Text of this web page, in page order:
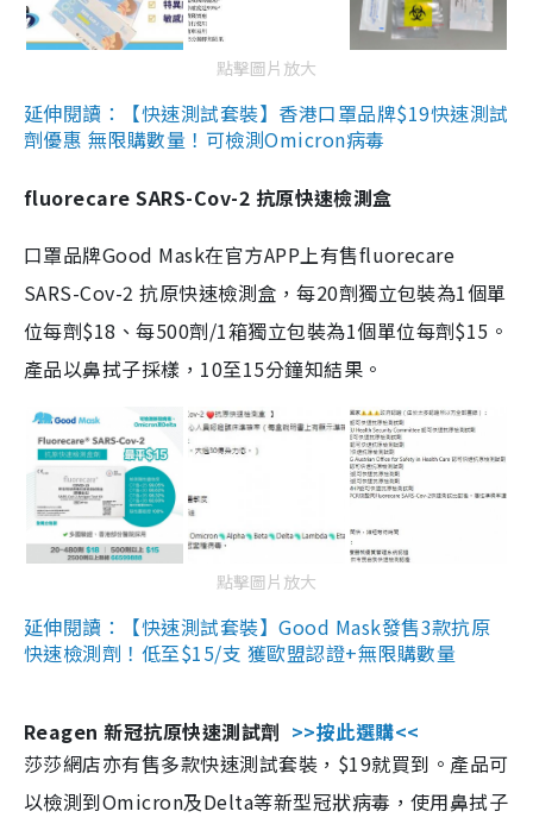
點擊圖片放大
延伸閱讀：【快速測試套裝】香港口罩品牌$19快速測試
劑優惠 無限購數量！可檢測Omicron病毒
fluorecare SARS-Cov-2 抗原快速檢測盒
口罩品牌Good Mask在官方APP上有售fluorecare
SARS-Cov-2 抗原快速檢測盒，每20劑獨立包裝為1個單
位每劑$18、每500劑/1箱獨立包裝為1個單位每劑$15。
產品以鼻拭子採樣，10至15分鐘知結果。
點擊圖片放大
延伸閱讀：【快速測試套裝】Good Mask發售3款抗原
快速檢測劑！低至$15/支 獲歐盟認證+無限購數量
Reagen 新冠抗原快速測試劑 >>按此選購<<
莎莎網店亦有售多款快速測試套裝，$19就買到。產品可
以檢測到Omicron及Delta等新型冠狀病毒，使用鼻拭子